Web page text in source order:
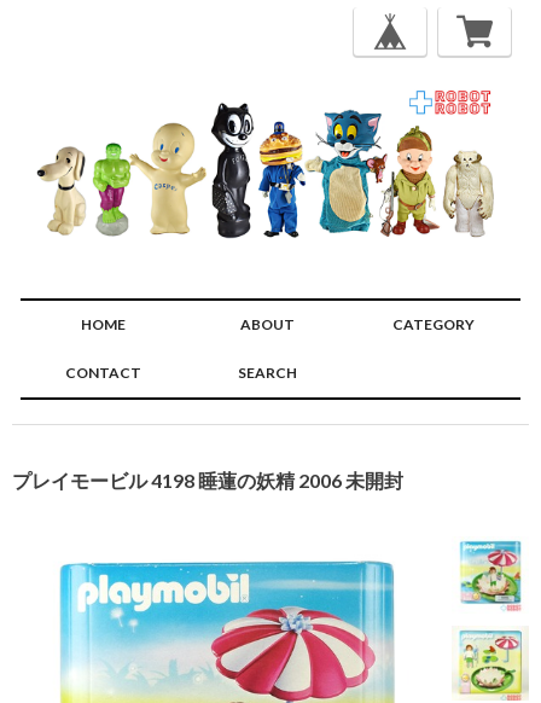
HOME ABOUT CATEGORY
CONTACT SEARCH
プレイモービル 4198 睡蓮の妖精 2006 未開封